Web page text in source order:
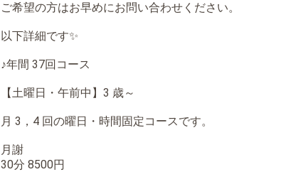
ご希望の方はお早めにお問い合わせください。
以下詳細です✨
♪年間 37回コース
【土曜日・午前中】3 歳～
月 3，4 回の曜日・時間固定コースです。
月謝
30分 8500円